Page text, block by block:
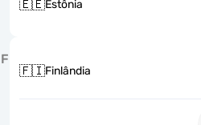
🇪🇪Estônia
F
🇫🇮Finlândia